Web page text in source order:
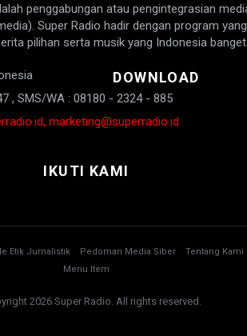
penggabungan atau pengintegrasian
Super Radio hadir dengan program yang
pilihan serta musik yang Indonesia
, SMS/WA : 08180 - 2324 - 885
marketing@superradio.id
DOWNLOAD
IKUTI KAMI
Etik Jurnalistik Pedoman Media Siber
Tentang Kami
Menu Item
2026 Super Radio. All rights reserved.